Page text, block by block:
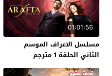
01:01:56
مسلسل الاعراف الموسم
الثاني الحلقة 1 مترجم